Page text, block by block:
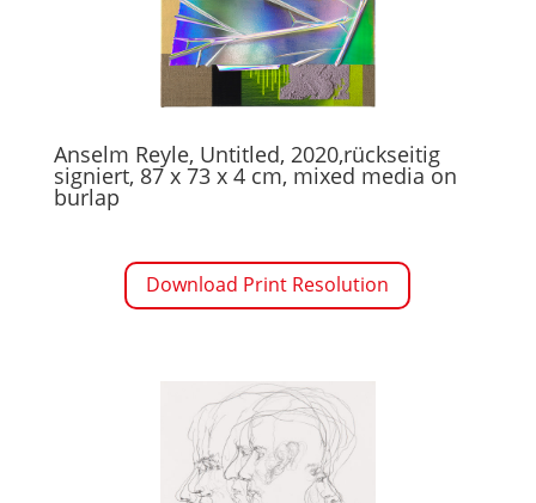
Anselm Reyle, Untitled, 2020,rückseitig
signiert, 87 x 73 x 4 cm, mixed media on
burlap
Download Print Resolution